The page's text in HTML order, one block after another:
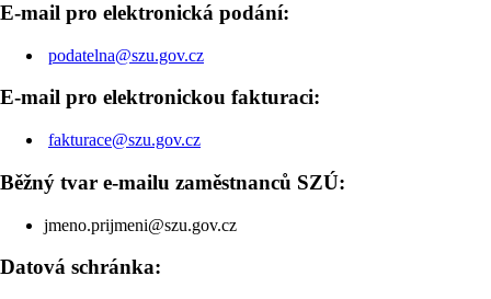
E-mail pro elektronická podání:
podatelna@szu.gov.cz
E-mail pro elektronickou fakturaci:
fakturace@szu.gov.cz
Běžný tvar e-mailu zaměstnanců SZÚ:
jmeno.prijmeni@szu.gov.cz
Datová schránka: